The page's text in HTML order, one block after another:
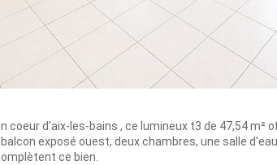
coeur d'aix-les-bains , ce lumineux t3 de 47,54 m²
exposé ouest, deux chambres, une salle
ce bien.